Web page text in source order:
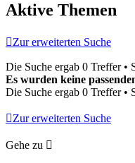
Aktive Themen
Zur erweiterten Suche
Die Suche ergab 0 Treffer •
Es wurden keine
Die Suche ergab 0 Treffer •
Zur erweiterten Suche
Gehe zu